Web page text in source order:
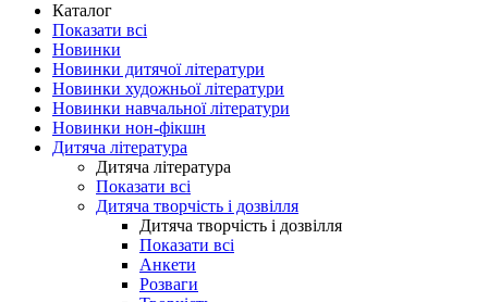
Каталог
Показати всі
Новинки
Новинки дитячої літератури
Новинки художньої літератури
Новинки навчальної літератури
Новинки нон-фікшн
Дитяча література
Дитяча література
Показати всі
Дитяча творчість і дозвілля
Дитяча творчість і дозвілля
Показати всі
Анкети
Розваги